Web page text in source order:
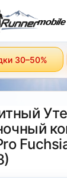
mobile
30–50%
)